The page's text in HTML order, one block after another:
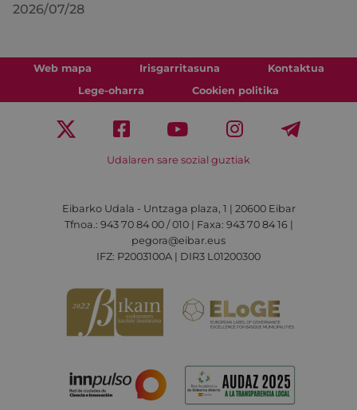
2026/07/28
Web mapa Irisgarritasuna
Kontaktua
Lege-oharra
Cookien politika
Udalaren sare sozial guztiak
Eibarko Udala - Untzaga plaza, 1 | 20600 Eibar
Tfnoa.: 943 70 84 00 / 010 | Faxa: 943 70 84 16 |
pegora@eibar.eus
IFZ: P2003100A | DIR3 L01200300